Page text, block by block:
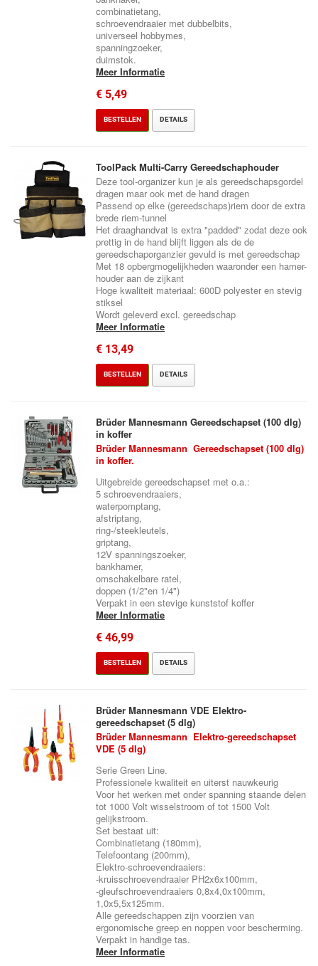
combinatietang,
schroevendraaier met dubbelbits,
universeel hobbymes,
spanningzoeker,
duimstok.
Meer Informatie
€ 5,49
BESTELLEN DETAILS
ToolPack Multi-Carry Gereedschaphouder
Deze tool-organizer kun je als gereedschapsgordel
dragen maar ook met de hand dragen
Passend op elke (gereedschaps)riem door de extra
brede riem-tunnel
Het draaghandvat is extra "padded" zodat deze ook
prettig in de hand blijft liggen als de de
gereedschaporganzier gevuld is met gereedschap
Met 18 opbergmogelijkheden waaronder een hamer-
houder aan de zijkant
Hoge kwaliteit materiaal: 600D polyester en stevig
stiksel
Wordt geleverd excl. gereedschap
Meer Informatie
€ 13,49
BESTELLEN DETAILS
Brüder Mannesmann Gereedschapset (100 dlg)
in koffer
Brüder Mannesmann Gereedschapset (100 dlg)
in koffer.
Uitgebreide gereedschapset met o.a.:
5 schroevendraaiers,
waterpomptang,
afstriptang,
ring-/steekleutels,
griptang,
12V spanningszoeker,
bankhamer,
omschakelbare ratel,
doppen (1/2"en 1/4")
Verpakt in een stevige kunststof koffer
Meer Informatie
€ 46,99
BESTELLEN DETAILS
Brüder Mannesmann VDE Elektro-
gereedschapset (5 dlg)
Brüder Mannesmann Elektro-gereedschapset
VDE (5 dlg)
Serie Green Line.
Professionele kwaliteit en uiterst nauwkeurig
Voor het werken met onder spanning staande delen
tot 1000 Volt wisselstroom of tot 1500 Volt
gelijkstroom.
Set bestaat uit:
Combinatietang (180mm),
Telefoontang (200mm),
Elektro-schroevendraaiers:
-kruisschroevendraaier PH2x6x100mm,
-gleufschroevendraaiers 0,8x4,0x100mm,
1,0x5,5x125mm.
Alle gereedschappen zijn voorzien van
ergonomische greep en noppen voor bescherming.
Verpakt in handige tas.
Meer Informatie